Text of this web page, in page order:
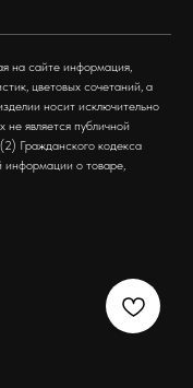
на сайте информация,
цветовых сочетаний, а
носит исключительно
является публичной
Гражданского кодекса
информации о товаре,